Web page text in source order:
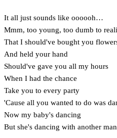
It all just sounds like oooooh…
Mmm, too young, too dumb to
That I should've bought you
And held your hand
Should've gave you all my hours
When I had the chance
Take you to every party
'Cause all you wanted to do was
Now my baby's dancing
But she's dancing with another man